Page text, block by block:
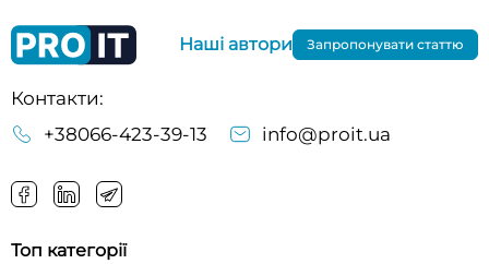
Контакти:
+38066-423-39-13
info@proit.ua
Наші автори Запропонувати статтю
Топ категорії